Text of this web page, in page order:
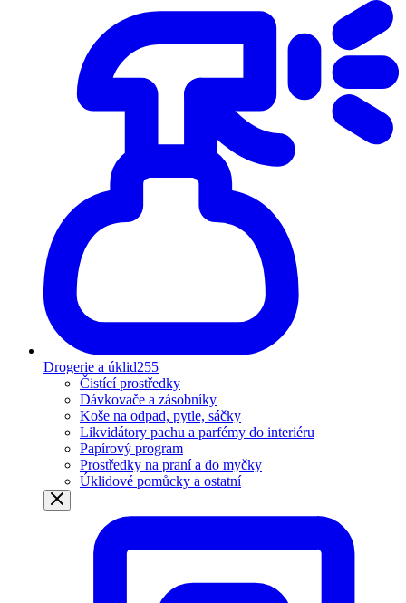
Drogerie a úklid255
Čistící prostředky
Dávkovače a zásobníky
Koše na odpad, pytle, sáčky
Likvidátory pachu a parfémy do interiéru
Papírový program
Prostředky na praní a do myčky
Úklidové pomůcky a ostatní